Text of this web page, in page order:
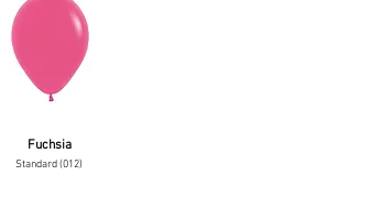
Fuchsia
Standard (012)